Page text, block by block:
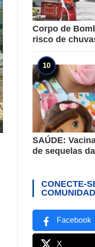
Corpo de
risco de
SAÚDE:
de sequelas
CONECTE-
Facebook
X